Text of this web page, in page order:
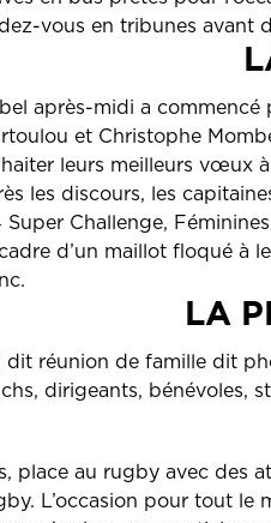
vous en tribunes avant
après-midi a commencé
et Christophe
leurs meilleurs vœux
les discours, les
Super Challenge,
d’un maillot floqué à
LA
dit réunion de famille dit
dirigeants, bénévoles,
place au rugby avec des
L’occasion pour tout le